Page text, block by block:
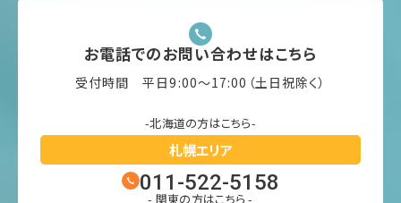
お電話でのお問い合わせはこちら
受付時間 平日9:00〜17:00（土日祝除く）
-北海道の方はこちら-
札幌エリア
011-522-5158
- 関東の方はこちら -